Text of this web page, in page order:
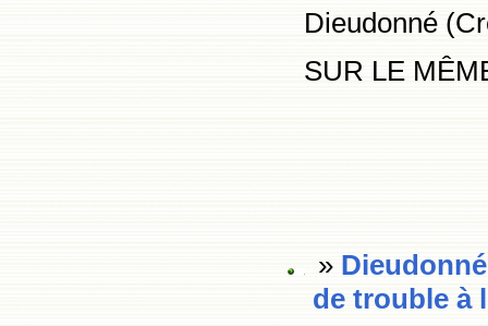
Dieudonné
SUR LE
»
de trouble à